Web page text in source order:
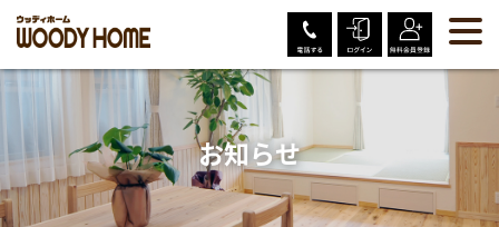
Skip
content
お知らせ